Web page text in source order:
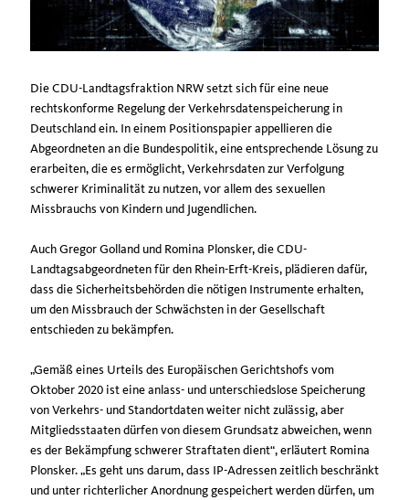
Die CDU-Landtagsfraktion NRW setzt sich für eine neue
rechtskonforme Regelung der Verkehrsdatenspeicherung in
Deutschland ein. In einem Positionspapier appellieren die
Abgeordneten an die Bundespolitik, eine entsprechende Lösung zu
erarbeiten, die es ermöglicht, Verkehrsdaten zur Verfolgung
schwerer Kriminalität zu nutzen, vor allem des sexuellen
Missbrauchs von Kindern und Jugendlichen.
Auch Gregor Golland und Romina Plonsker, die CDU-
Landtagsabgeordneten für den Rhein-Erft-Kreis, plädieren dafür,
dass die Sicherheitsbehörden die nötigen Instrumente erhalten,
um den Missbrauch der Schwächsten in der Gesellschaft
entschieden zu bekämpfen.
Gemäß eines Urteils des Europäischen Gerichtshofs vom
Oktober 2020 ist eine anlass- und unterschiedslose Speicherung
von Verkehrs- und Standortdaten weiter nicht zulässig, aber
Mitgliedsstaaten dürfen von diesem Grundsatz abweichen, wenn
es der Bekämpfung schwerer Straftaten dient“, erläutert Romina
Plonsker. „Es geht uns darum, dass IP-Adressen zeitlich beschränkt
und unter richterlicher Anordnung gespeichert werden dürfen, um